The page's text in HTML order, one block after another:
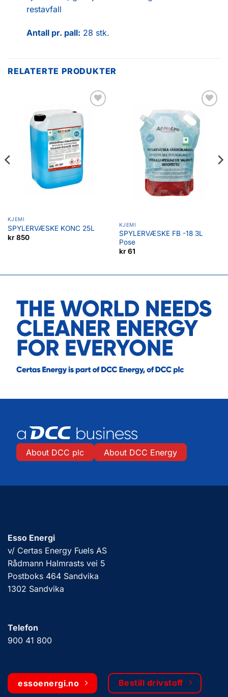
restavfall
Antall pr. pall: 28 stk.
RELATERTE PRODUKTER
Legg til
favoritter
KJEMI
SPYLERVÆSKE KONC 25L
kr850
Legg til
favoritter
KJEMI
SPYLERVÆSKE FB -18 3L
Pose
kr61
About DCC plc About DCC Energy
Esso Energi
v/ Certas Energy Fuels AS
Rådmann Halmrasts vei 5
Postboks 464 Sandvika
1302 Sandvika
Telefon
900 41 800
essoenergi.no Bestill drivstoff